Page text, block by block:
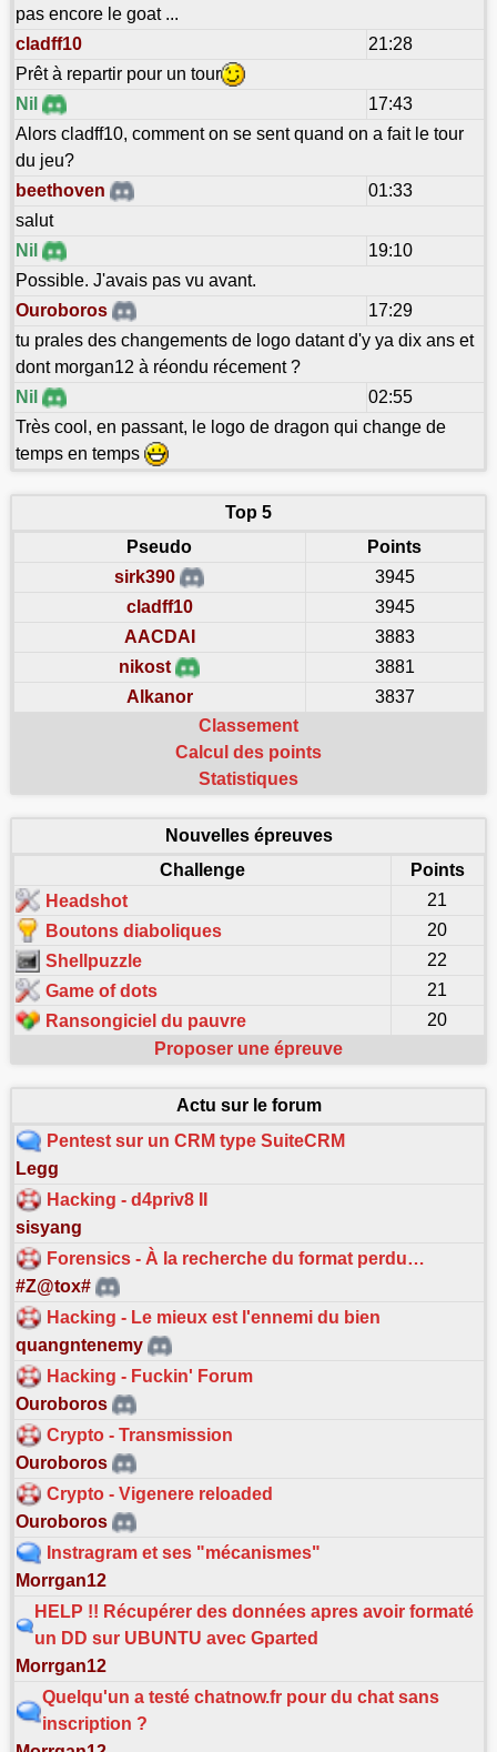
pas encore le goat ...
cladff10
21:28
Prêt à repartir pour un tour
Nil
17:43
Alors cladff10, comment on se sent quand on a fait le tour
du jeu?
beethoven
01:33
salut
Nil
19:10
Possible. J'avais pas vu avant.
Ouroboros
17:29
tu prales des changements de logo datant d'y ya dix ans et
dont morgan12 à réondu récement ?
Nil
02:55
Très cool, en passant, le logo de dragon qui change de
temps en temps
Top 5
Pseudo
Points
sirk390
3945
cladff10
3945
AACDAI
3883
nikost
3881
Alkanor
3837
Classement
Calcul des points
Statistiques
Nouvelles épreuves
Challenge
Points
Headshot
21
Boutons diaboliques
20
Shellpuzzle
22
Game of dots
21
Ransongiciel du pauvre
20
Proposer une épreuve
Actu sur le forum
Pentest sur un CRM type SuiteCRM
Legg
Hacking - d4priv8 II
sisyang
Forensics - À la recherche du format perdu…
#Z@tox#
Hacking - Le mieux est l'ennemi du bien
quangntenemy
Hacking - Fuckin' Forum
Ouroboros
Crypto - Transmission
Ouroboros
Crypto - Vigenere reloaded
Ouroboros
Instragram et ses "mécanismes"
Morrgan12
HELP !! Récupérer des données apres avoir formaté
un DD sur UBUNTU avec Gparted
Morrgan12
Quelqu'un a testé chatnow.fr pour du chat sans
inscription ?